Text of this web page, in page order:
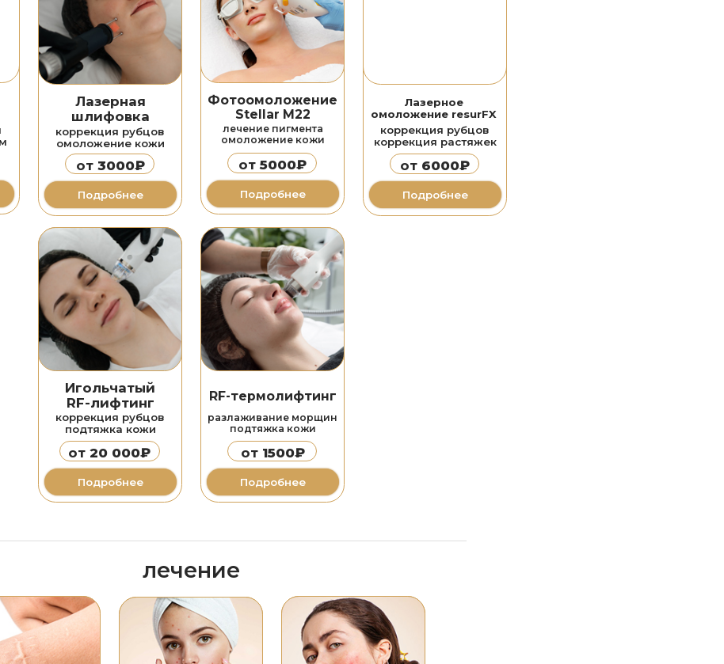
лазерная косметология
лечение
от6000₽
самыми эффективными
методиками
Лечение
акне
от6000₽
самыми эффективными
методиками
Лечение
розацеа
Подробнее
1500₽
разлаживание морщин
RF-термолифтинг
Подробнее
20 000₽
коррекция рубцов
подтяжка кожи
Игольчатый
RF-лифтинг